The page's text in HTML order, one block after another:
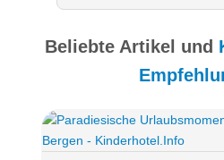
Beliebte Artikel und